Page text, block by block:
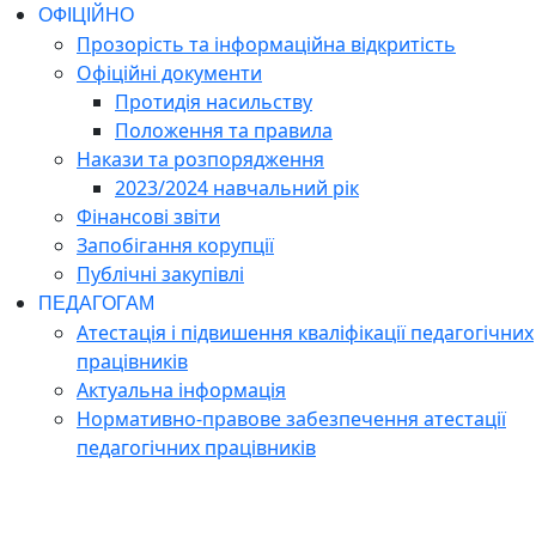
ОФІЦІЙНО
Прозорість та інформаційна відкритість
Офіційні документи
Протидія насильству
Положення та правила
Накази та розпорядження
2023/2024 навчальний рік
Фінансові звіти
Запобігання корупції
Публічні закупівлі
ПЕДАГОГАМ
Атестація і підвишення кваліфікації педагогічних
працівників
Актуальна інформація
Нормативно-правове забезпечення атестації
педагогічних працівників